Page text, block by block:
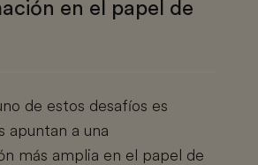
en el papel de
de estos desafíos es
apuntan a una
más amplia en el papel de